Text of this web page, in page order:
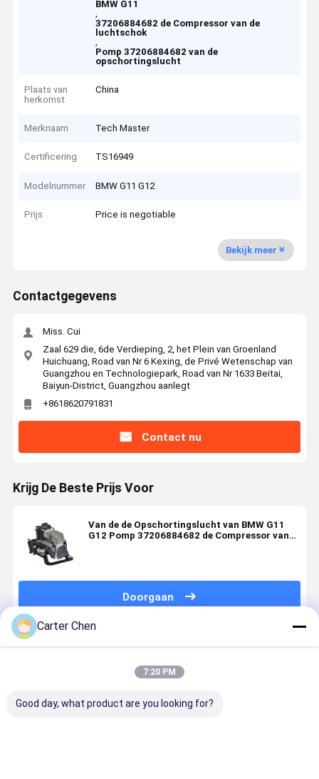
BMW G11
,
37206884682 de Compressor van de
luchtschok
,
Pomp 37206884682 van de
opschortingslucht
Plaats van
herkomst
China
Merknaam Tech Master
Certificering TS16949
Modelnummer BMW G11 G12
Prijs Price is negotiable
Bekijk meer
Contactgegevens
Miss. Cui
Zaal 629 die, 6de Verdieping, 2, het Plein van Groenland
Huichuang, Road van Nr 6 Kexing, de Privé Wetenschap van
Guangzhou en Technologiepark, Road van Nr 1633 Beitai,
Baiyun-District, Guangzhou aanlegt
+8618620791831
Contact nu
Krijg De Beste Prijs Voor
Van de de Opschortingslucht van BMW G11
G12 Pomp 37206884682 de Compressor van
Doorgaan
Geadviseerde Producten
Carter Chen
7:20 PM
Good day, what product are you looking for?